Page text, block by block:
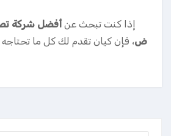
إذا كنت تبحث عن أفضل شركة
ض، فإن كيان تقدم لك كل ما